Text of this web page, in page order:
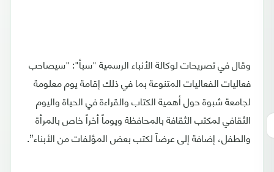
وقال في تصريحات لوكالة الأنباء الرسمية "سبأ": "سيصاحب
فعاليات الفعاليات المتنوعة بما في ذلك إقامة يوم معلومة
لجامعة شبوة حول أهمية الكتاب والقراءة في الحياة واليوم
الثقافي لمكتب الثقافة بالمحافظة ويوماً أخراً خاص بالمرأة
والطفل، إضافة إلى عرضاً لكتب بعض المؤلفات من الأبناء”.